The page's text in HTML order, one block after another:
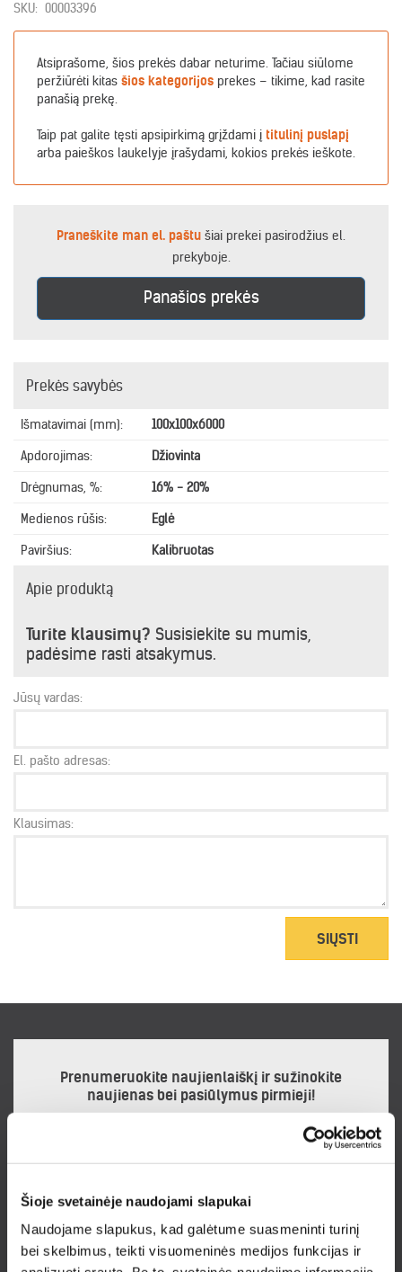
Šioje svetainėje naudojami slapukai
Naudojame slapukus, kad galėtume suasmeninti turinį
bei skelbimus, teikti visuomeninės medijos funkcijas ir
SKU: 00003396
Atsiprašome, šios prekės dabar neturime. Tačiau siūlome
peržiūrėti kitas šios kategorijos prekes – tikime, kad rasite
panašią prekę.
Taip pat galite tęsti apsipirkimą grįždami į titulinį puslapį
arba paieškos laukelyje įrašydami, kokios prekės ieškote.
Praneškite man el. paštu šiai prekei pasirodžius el.
prekyboje.
Panašios prekės
Prekės savybės
Išmatavimai (mm):
100x100x6000
Apdorojimas:
Džiovinta
Drėgnumas, %:
16% - 20%
Medienos rūšis:
Eglė
Paviršius:
Kalibruotas
Apie produktą
Turite klausimų? Susisiekite su mumis,
padėsime rasti atsakymus.
Jūsų vardas:
El. pašto adresas:
Klausimas:
SIŲSTI
Prenumeruokite naujienlaiškį ir sužinokite
naujienas bei pasiūlymus pirmieji!
Noriu gauti naujienlaiškį
Prenumeruodamas naujienlaiškį sutinku suPrivatumo politika.